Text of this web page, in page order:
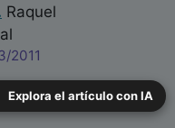
Raquel
2011
Explora el artículo con IA